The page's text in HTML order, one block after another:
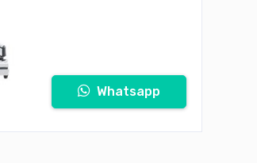
Whatsapp